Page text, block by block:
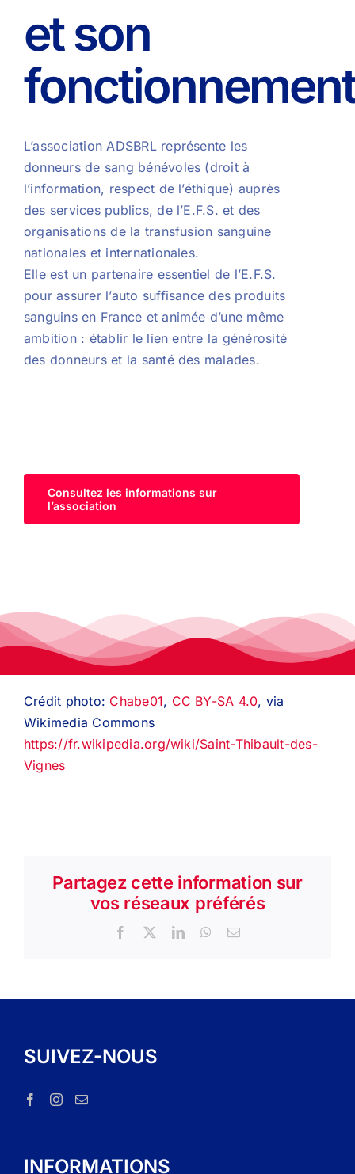
et son
fonctionnement
L’association ADSBRL représente les
donneurs de sang bénévoles (droit à
l’information, respect de l’éthique) auprès
des services publics, de l’E.F.S. et des
organisations de la transfusion sanguine
nationales et internationales.
Elle est un partenaire essentiel de l’E.F.S.
pour assurer l’auto suffisance des produits
sanguins en France et animée d’une même
ambition : établir le lien entre la générosité
des donneurs et la santé des malades.
Consultez les informations sur
l’association
Crédit photo: Chabe01, CC BY-SA 4.0, via
Wikimedia Commons
https://fr.wikipedia.org/wiki/Saint-Thibault-des-
Vignes
Partagez cette information sur
vos réseaux préférés
Facebook
X LinkedInWhatsApp
Email
SUIVEZ-NOUS
INFORMATIONS